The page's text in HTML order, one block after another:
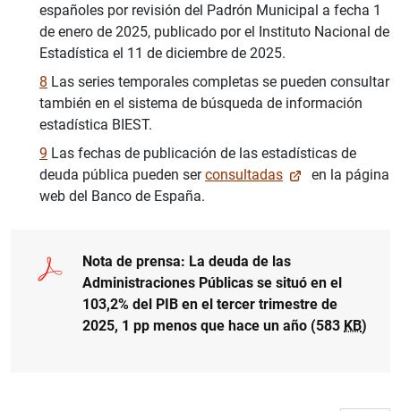
españoles por revisión del Padrón Municipal a fecha 1
de enero de 2025, publicado por el Instituto Nacional de
Estadística el 11 de diciembre de 2025.
8 Las series temporales completas se pueden consultar
también en el sistema de búsqueda de información
estadística BIEST.
9 Las fechas de publicación de las estadísticas de
deuda pública pueden serconsultadas
en la página
web del Banco de España.
Nota de prensa: La deuda de las
Administraciones Públicas se situó en el
103,2% del PIB en el tercer trimestre de
2025, 1 pp menos que hace un año (583 KB)